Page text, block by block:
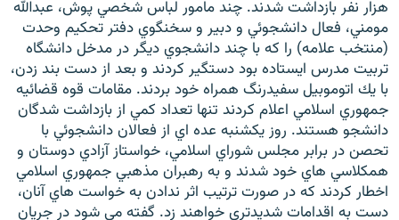
هزار نفر بازداشت شدند. چند مامور لباس شخصي پوش، عبدالله
مومني، فعال دانشجوئي و دبير و سخنگوي دفتر تحكيم وحدت
(منتخب علامه) را كه با چند دانشجوي ديگر در مدخل دانشگاه
تربيت مدرس ايستاده بود دستگير كردند و بعد از دست بند زدن،
با يك اتوموبيل سفيدرنگ همراه خود بردند. مقامات قوه قضائيه
جمهوري اسلامي اعلام كردند تنها تعداد كمي از بازداشت شدگان
دانشجو هستند. روز يكشنبه عده اي از فعالان دانشجوئي با
تحصن در برابر مجلس شوراي اسلامي، خواستاز آزادي دوستان و
همكلاسي هاي خود شدند و به رهبران مذهبي جمهوري اسلامي
اخطار كردند كه در صورت ترتيب اثر ندادن به خواست هاي آنان،
دست به اقدامات شديدتري خواهند زد. گفته مي شود در جريان